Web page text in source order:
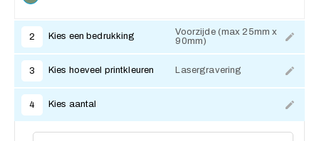
2 Kies een bedrukking
Voorzijde (max 25mm x
90mm)
3 Kies hoeveel printkleuren Lasergravering
4 Kies aantal